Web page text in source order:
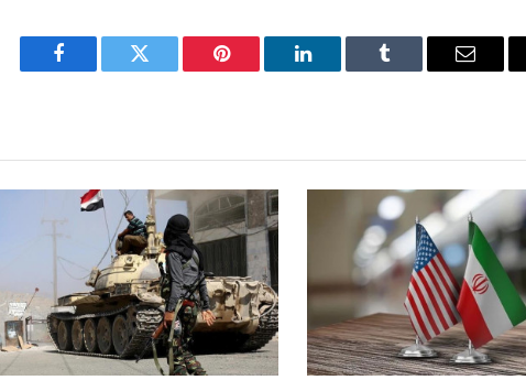
Facebook Twitter Pinterest LinkedIn Tumblr Email